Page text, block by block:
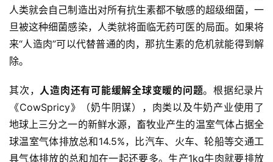
人类就会自己制造出对所有抗生素都不敏感的超级细菌，一
旦被这种细菌感染，人类就将面临无药可医的局面。如果将
来“人造肉”可以代替普通的肉，那抗生素的危机就能得到解
除。
其次， 人造肉还有可能缓解全球变暖的问题。根据纪录片
《CowSpricy》（奶牛阴谋），肉类以及牛奶产业使用了
地球上三分之一的新鲜水源，畜牧业产生的温室气体占据全
球温室气体排放总和14.5%，比汽车、火车、轮船等交通工
具气体排放的总和加在一起还要多。生产1kg牛肉就要排放